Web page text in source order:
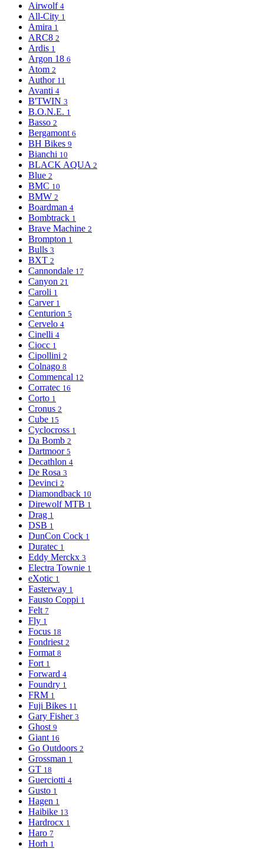
Airwolf 4
All-City 1
Amira 1
ARC8 2
Ardis 1
Argon 18 6
Atom 2
Author 11
Avanti 4
B'TWIN 3
B.O.N.E. 1
Basso 2
Bergamont 6
BH Bikes 9
Bianchi 10
BLACK AQUA 2
Blue 2
BMC 10
BMW 2
Boardman 4
Bombtrack 1
Brave Machine 2
Brompton 1
Bulls 3
BXT 2
Cannondale 17
Canyon 21
Caroli 1
Carver 1
Centurion 5
Cervelo 4
Cinelli 4
Ciocc 1
Cipollini 2
Colnago 8
Commencal 12
Corratec 16
Corto 1
Cronus 2
Cube 15
Cyclocross 1
Da Bomb 2
Dartmoor 5
Decathlon 4
De Rosa 3
Devinci 2
Diamondback 10
Direwolf MTB 1
Drag 1
DSB 1
DunCon Cock 1
Duratec 1
Eddy Merckx 3
Electra Townie 1
eXotic 1
Fasterway 1
Fausto Coppi 1
Felt 7
Fly 1
Focus 18
Fondriest 2
Format 8
Fort 1
Forward 4
Foundry 1
FRM 1
Fuji Bikes 11
Gary Fisher 3
Ghost 9
Giant 16
Go Outdoors 2
Grossman 1
GT 18
Guerciotti 4
Gusto 1
Hagen 1
Haibike 13
Hardrocx 1
Haro 7
Horh 1